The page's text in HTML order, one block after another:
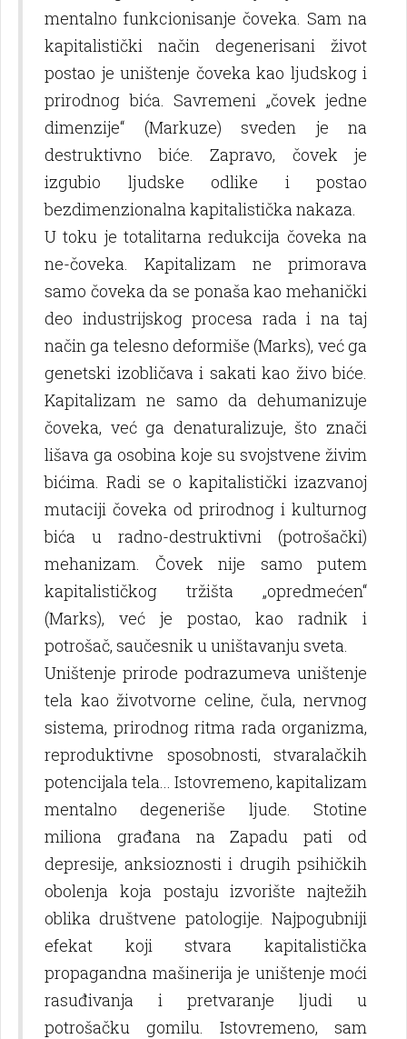
mentalno funkcionisanje čoveka. Sam na
kapitalistički način degenerisani život
postao je uništenje čoveka kao lјudskog i
prirodnog bića. Savremeni „čovek jedne
dimenzije“ (Markuze) sveden je na
destruktivno biće. Zapravo, čovek je
izgubio lјudske odlike i postao
bezdimenzionalna kapitalistička nakaza.
U toku je totalitarna redukcija čoveka na
ne-čoveka. Kapitalizam ne primorava
samo čoveka da se ponaša kao mehanički
deo industrijskog procesa rada i na taj
način ga telesno deformiše (Marks), već ga
genetski izobličava i sakati kao živo biće.
Kapitalizam ne samo da dehumanizuje
čoveka, već ga denaturalizuje, što znači
lišava ga osobina koje su svojstvene živim
bićima. Radi se o kapitalistički izazvanoj
mutaciji čoveka od prirodnog i kulturnog
bića u radno-destruktivni (potrošački)
mehanizam. Čovek nije samo putem
kapitalističkog tržišta „opredmećen“
(Marks), već je postao, kao radnik i
potrošač, saučesnik u uništavanju sveta.
Uništenje prirode podrazumeva uništenje
tela kao životvorne celine, čula, nervnog
sistema, prirodnog ritma rada organizma,
reproduktivne sposobnosti, stvaralačkih
potencijala tela... Istovremeno, kapitalizam
mentalno degeneriše lјude. Stotine
miliona građana na Zapadu pati od
depresije, anksioznosti i drugih psihičkih
obolenja koja postaju izvorište najtežih
oblika društvene patologije. Najpogubniji
efekat koji stvara kapitalistička
propagandna mašinerija je uništenje moći
rasuđivanja i pretvaranje lјudi u
potrošačku gomilu. Istovremeno, sam